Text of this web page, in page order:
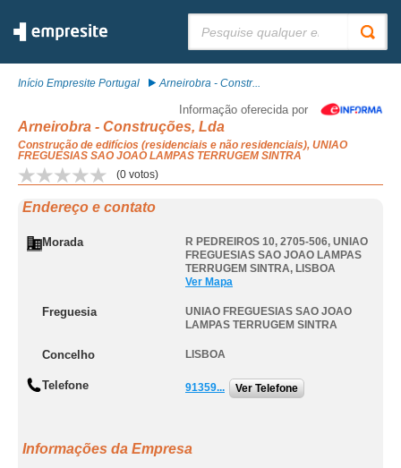
Início Empresite Portugal Arneirobra - Constr...
Informação oferecida por
Arneirobra - Construções, Lda
Construção de edifícios (residenciais e não residenciais), UNIAO
FREGUESIAS SAO JOAO LAMPAS TERRUGEM SINTRA
(0 votos)
Endereço e contato
Morada R PEDREIROS 10, 2705-506, UNIAO
FREGUESIAS SAO JOAO LAMPAS
TERRUGEM SINTRA, LISBOA
Ver Mapa
Freguesia
UNIAO FREGUESIAS SAO JOAO
LAMPAS TERRUGEM SINTRA
Concelho LISBOA
Telefone 91359... Ver Telefone
Informações da Empresa